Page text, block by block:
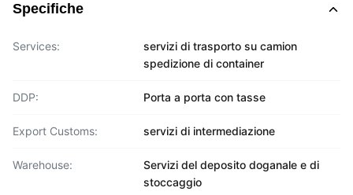
Specifiche
Services:
servizi di trasporto su camion
spedizione di container
DDP: Porta a porta con tasse
Export Customs: servizi di intermediazione
Warehouse:
Servizi del deposito doganale e di
stoccaggio